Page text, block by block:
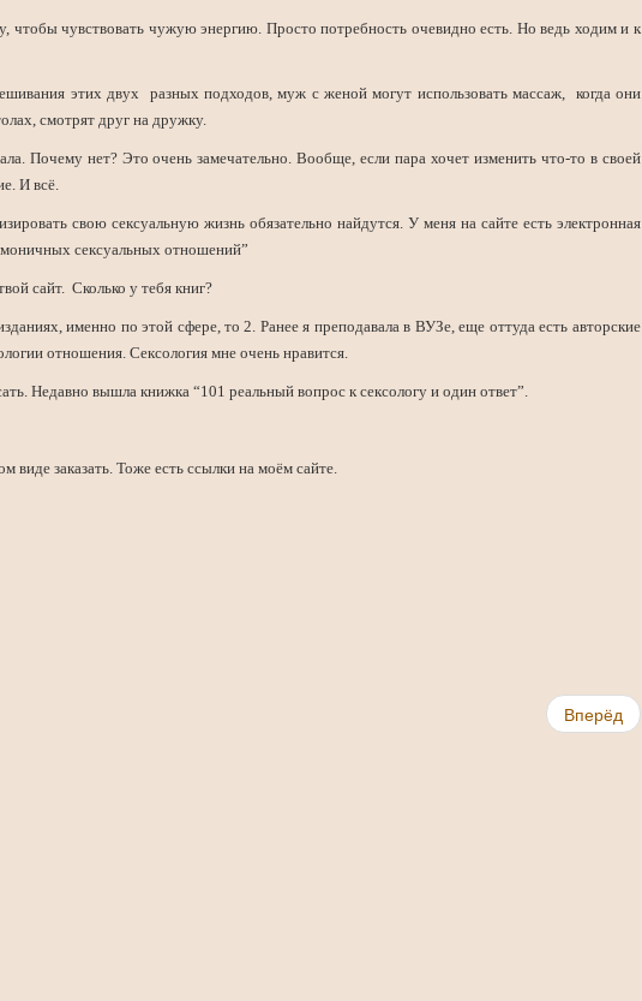
чтобы чувствовать чужую энергию. Просто потребность очевидно есть. Но ведь ходим и к
этих двух разных подходов, муж с женой могут использовать массаж, когда они
смотрят друг на дружку.
Почему нет? Это очень замечательно. Вообще, если пара хочет изменить что-то в своей
И всё.
свою сексуальную жизнь обязательно найдутся. У меня на сайте есть электронная
сексуальных отношений”
сайт. Сколько у тебя книг?
именно по этой сфере, то 2. Ранее я преподавала в ВУЗе, еще оттуда есть авторские
отношения. Сексология мне очень нравится.
Недавно вышла книжка “101 реальный вопрос к сексологу и один ответ”.
виде заказать. Тоже есть ссылки на моём сайте.
Вперёд